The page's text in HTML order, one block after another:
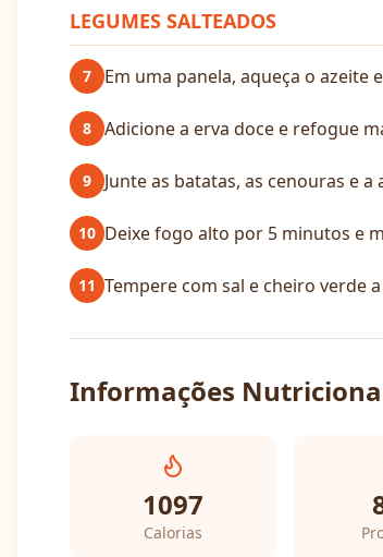
LEGUMES SALTEADOS
7 Em uma panela, aqueça o azeite
8 Adicione a erva doce e refogue
9 Junte as batatas, as cenouras e a
10 Deixe fogo alto por 5 minutos e
11 Tempere com sal e cheiro verde
Informações
1097
Calorias